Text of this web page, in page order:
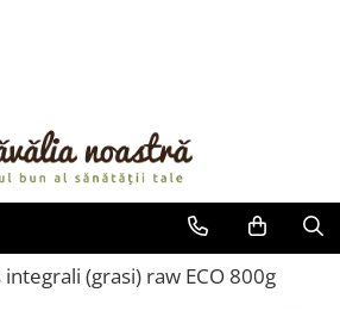
integrali (grasi) raw ECO 800g